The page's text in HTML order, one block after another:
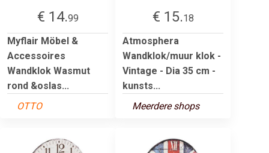
€ 14.99
Myflair Möbel &
Accessoires
Wandklok Wasmut
rond &oslas...
OTTO
€ 15.18
Atmosphera
Wandklok/muur klok -
Vintage - Dia 35 cm -
kunsts...
Meerdere shops